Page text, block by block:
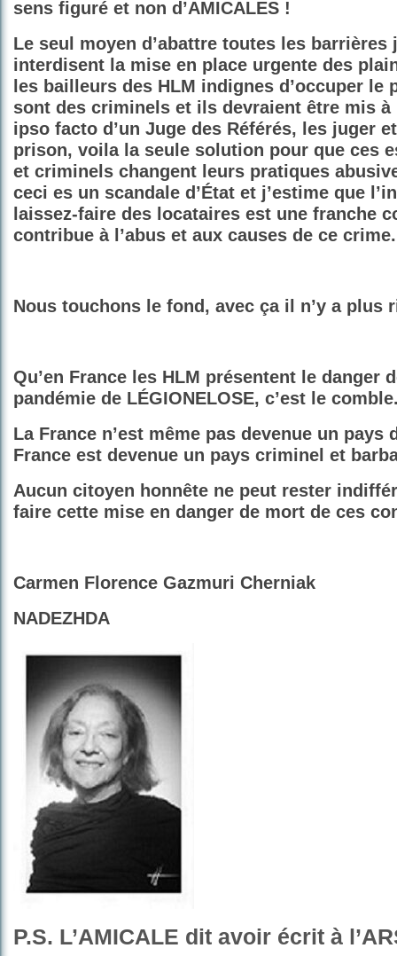
sens figuré et non d’AMICALES !
Le seul moyen d’abattre toutes les
interdisent la mise en place urgente des
les bailleurs des HLM indignes d’occuper le
sont des criminels et ils devraient être mis
ipso facto d’un Juge des Référés, les juger
prison, voila la seule solution pour que ces
et criminels changent leurs pratiques
ceci es un scandale d’État et j’estime que
laissez-faire des locataires est une franche
contribue à l’abus et aux causes de ce crime.
Nous touchons le fond, avec ça il n’y a plus
Qu’en France les HLM présentent le danger
pandémie de LÉGIONELOSE, c’est le
La France n’est même pas devenue un pays
France est devenue un pays criminel et
Aucun citoyen honnête ne peut rester
faire cette mise en danger de mort de ces
Carmen Florence Gazmuri Cherniak
NADEZHDA
P.S. L’AMICALE dit avoir écrit à